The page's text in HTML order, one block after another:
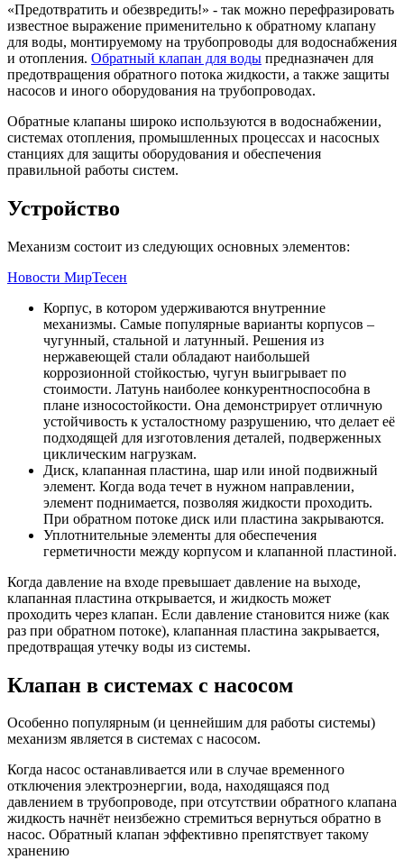
«Предотвратить и обезвредить!» - так можно перефразировать
известное выражение применительно к обратному клапану
для воды, монтируемому на трубопроводы для водоснабжения
и отопления. Обратный клапан для воды предназначен для
предотвращения обратного потока жидкости, а также защиты
насосов и иного оборудования на трубопроводах.
Обратные клапаны широко используются в водоснабжении,
системах отопления, промышленных процессах и насосных
станциях для защиты оборудования и обеспечения
правильной работы систем.
Устройство
Механизм состоит из следующих основных элементов:
Новости МирТесен
Корпус, в котором удерживаются внутренние
механизмы. Самые популярные варианты корпусов –
чугунный, стальной и латунный. Решения из
нержавеющей стали обладают наибольшей
коррозионной стойкостью, чугун выигрывает по
стоимости. Латунь наиболее конкурентноспособна в
плане износостойкости. Она демонстрирует отличную
устойчивость к усталостному разрушению, что делает её
подходящей для изготовления деталей, подверженных
циклическим нагрузкам.
Диск, клапанная пластина, шар или иной подвижный
элемент. Когда вода течет в нужном направлении,
элемент поднимается, позволяя жидкости проходить.
При обратном потоке диск или пластина закрываются.
Уплотнительные элементы для обеспечения
герметичности между корпусом и клапанной пластиной.
Когда давление на входе превышает давление на выходе,
клапанная пластина открывается, и жидкость может
проходить через клапан. Если давление становится ниже (как
раз при обратном потоке), клапанная пластина закрывается,
предотвращая утечку воды из системы.
Клапан в системах с насосом
Особенно популярным (и ценнейшим для работы системы)
механизм является в системах с насосом.
Когда насос останавливается или в случае временного
отключения электроэнергии, вода, находящаяся под
давлением в трубопроводе, при отсутствии обратного клапана
жидкость начнёт неизбежно стремиться вернуться обратно в
насос. Обратный клапан эффективно препятствует такому
хранению